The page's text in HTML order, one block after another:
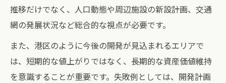
推移だけでなく、人口動態や周辺施設の新設計画、交通
網の発展状況など総合的な視点が必要です。
また、港区のように今後の開発が見込まれるエリアで
は、短期的な値上がりではなく、長期的な資産価値維持
を意識することが重要です。失敗例としては、開発計画